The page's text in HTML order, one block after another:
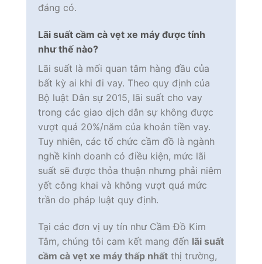
đáng có.
Lãi suất cầm cà vẹt xe máy được tính
như thế nào?
Lãi suất là mối quan tâm hàng đầu của
bất kỳ ai khi đi vay. Theo quy định của
Bộ luật Dân sự 2015, lãi suất cho vay
trong các giao dịch dân sự không được
vượt quá 20%/năm của khoản tiền vay.
Tuy nhiên, các tổ chức cầm đồ là ngành
nghề kinh doanh có điều kiện, mức lãi
suất sẽ được thỏa thuận nhưng phải niêm
yết công khai và không vượt quá mức
trần do pháp luật quy định.
Tại các đơn vị uy tín như Cầm Đồ Kim
Tâm, chúng tôi cam kết mang đến lãi suất
cầm cà vẹt xe máy thấp nhất thị trường,